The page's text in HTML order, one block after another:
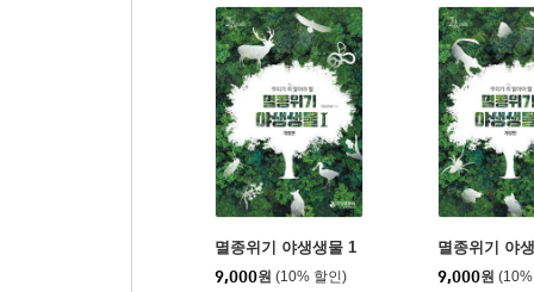
멸종위기 야생생물 1
9,000원 (10% 할인)
멸종위기 야
9,000원